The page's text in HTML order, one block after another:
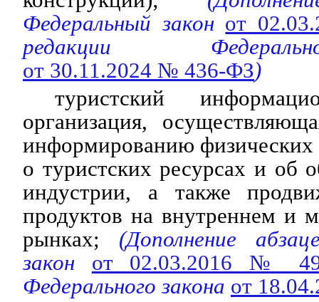
Федеральный закон от
редакции
от 30.11.2024 № 436-ФЗ)
туристский
организация,
информированию
о туристских ресурсах и об
индустрии, а также
продуктов на внутреннем и
рынках; (Дополнение
закон от 02.03.2016 №
Федерального закона от